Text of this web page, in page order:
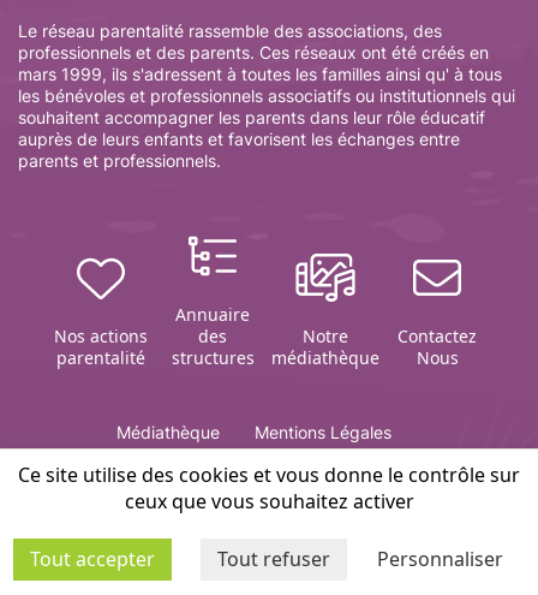
Le réseau parentalité rassemble des associations, des
professionnels et des parents. Ces réseaux ont été créés en
mars 1999, ils s'adressent à toutes les familles ainsi qu' à tous
les bénévoles et professionnels associatifs ou institutionnels qui
souhaitent accompagner les parents dans leur rôle éducatif
auprès de leurs enfants et favorisent les échanges entre
parents et professionnels.
Nos actions
parentalité
Annuaire
des
structures
Notre
médiathèque
Contactez
Nous
Médiathèque
Mentions Légales
Editeur du site Infosparents 51 :association ARETAF
Ce site utilise des cookies et vous donne le contrôle sur
ceux que vous souhaitez activer
Tout accepter Tout refuser Personnaliser